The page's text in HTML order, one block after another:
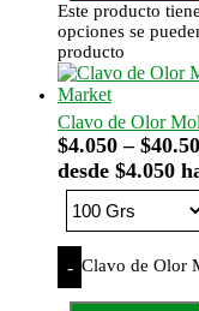
Este producto
opciones se
producto
Clavo de Olor
$4.050 – $
desde $4.050
- Clavo de Olor